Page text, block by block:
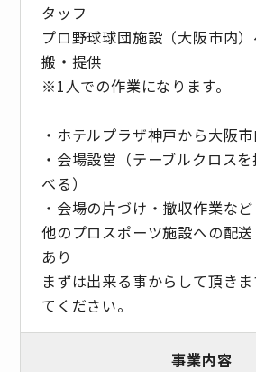
タッフ
プロ野球球団施設（大阪市内
搬・提供
※1人での作業になります。
・ホテルプラザ神戸から大阪
・会場設営（テーブルクロス
べる）
・会場の片づけ・撤収作業など
他のプロスポーツ施設への配
あり
まずは出来る事からして頂き
てください。
事業内容